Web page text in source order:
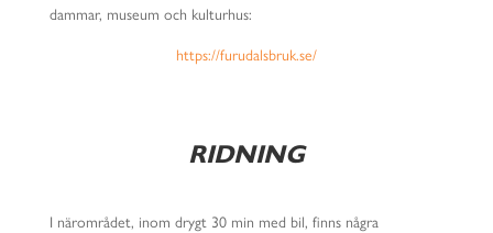
dammar, museum och kulturhus:
https://furudalsbruk.se/
RIDNING
I närområdet, inom drygt 30 min med bil, finns några